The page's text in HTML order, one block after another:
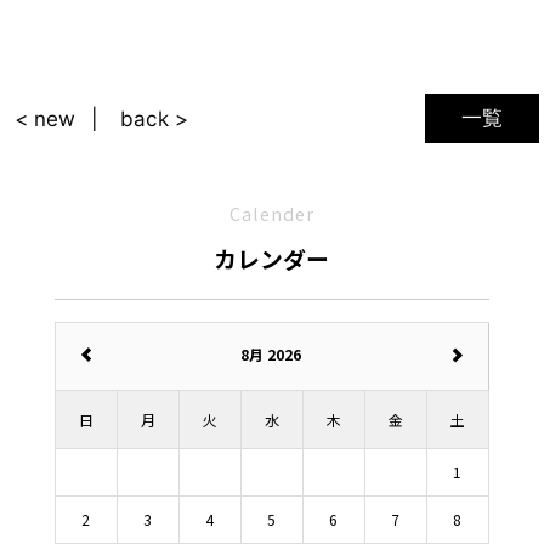
一覧
< new back >
Calender
カレンダー
8月 2026
日 月 火 水 木 金 土
1
2 3 4 5 6 7 8